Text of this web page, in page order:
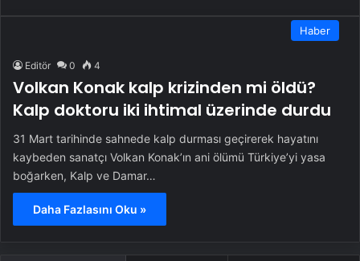
Haber
Editör 0 4
Volkan Konak kalp krizinden mi öldü?
Kalp doktoru iki ihtimal üzerinde durdu
31 Mart tarihinde sahnede kalp durması geçirerek hayatını
kaybeden sanatçı Volkan Konak’ın ani ölümü Türkiye’yi yasa
boğarken, Kalp ve Damar…
Daha Fazlasını Oku »